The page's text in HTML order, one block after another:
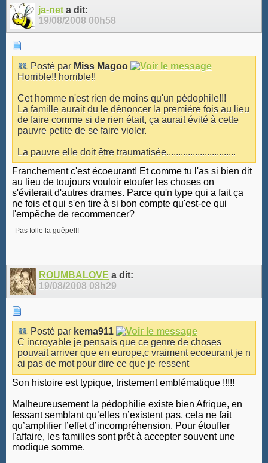
ja-net a dit:
19/08/2008 00h58
Posté par Miss Magoo
Horrible!! horrible!!
Cet homme n'est rien de moins qu'un pédophile!!!
La famille aurait du le dénoncer la premiére fois au lieu
de faire comme si de rien était, ça aurait évité à cette
pauvre petite de se faire violer.
La pauvre elle doit être traumatisée.............................
Franchement c'est écoeurant! Et comme tu l'as si bien dit
au lieu de toujours vouloir etoufer les choses on
s'éviterait d'autres drames. Parce qu'n type qui a fait ça
ne fois et qui s'en tire à si bon compte qu'est-ce qui
l'empêche de recommencer?
Pas folle la guêpe!!!
ROUMBALOVE a dit:
19/08/2008 08h29
Posté par kema911
C incroyable je pensais que ce genre de choses
pouvait arriver que en europe,c vraiment ecoeurant je n
ai pas de mot pour dire ce que je ressent
Son histoire est typique, tristement emblématique !!!!!
Malheureusement la pédophilie existe bien Afrique, en
fessant semblant qu’elles n’existent pas, cela ne fait
qu’amplifier l’effet d’incompréhension. Pour étouffer
l'affaire, les familles sont prêt à accepter souvent une
modique somme.